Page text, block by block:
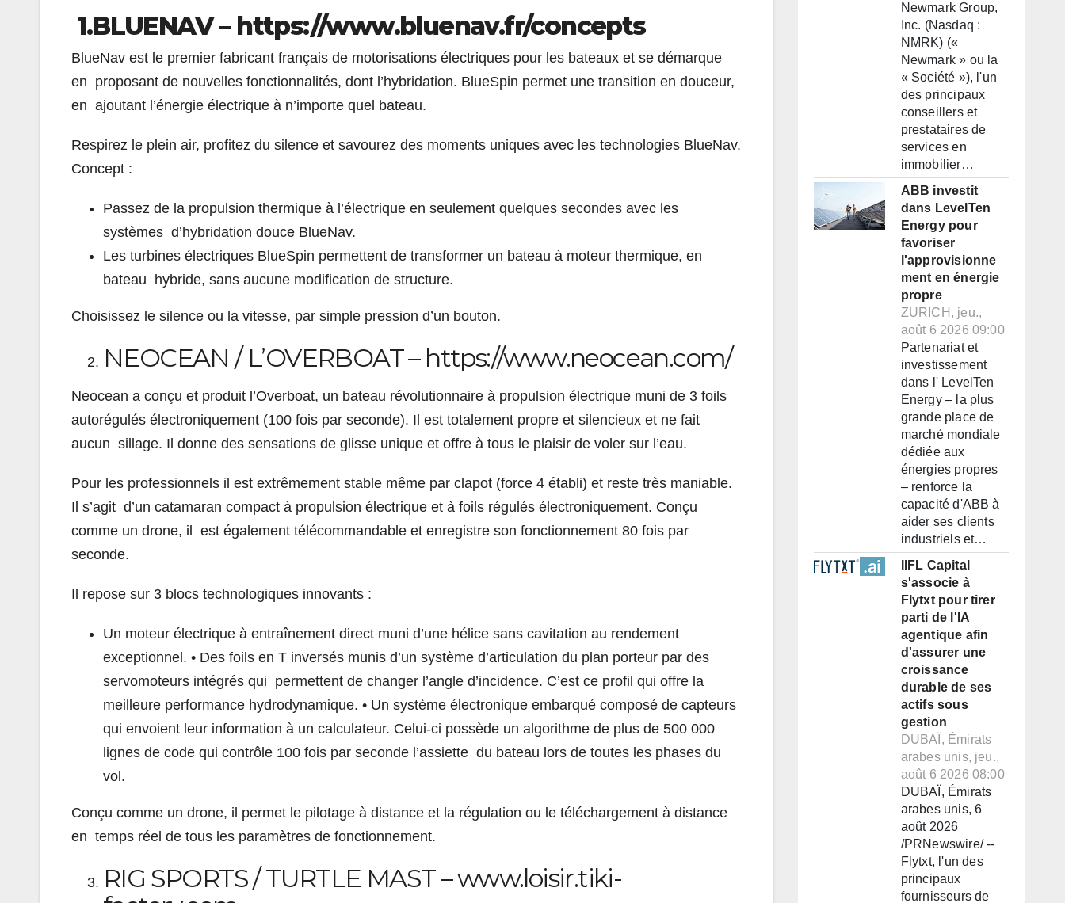
1.BLUENAV – https://www.bluenav.fr/concepts
BlueNav est le premier fabricant français de motorisations électriques pour les bateaux et se démarque
en proposant de nouvelles fonctionnalités, dont l’hybridation. BlueSpin permet une transition en douceur,
en ajoutant l’énergie électrique à n’importe quel bateau.
Respirez le plein air, profitez du silence et savourez des moments uniques avec les technologies BlueNav.
Concept :
Passez de la propulsion thermique à l’électrique en seulement quelques secondes avec les
systèmes d’hybridation douce BlueNav.
Les turbines électriques BlueSpin permettent de transformer un bateau à moteur thermique, en
bateau hybride, sans aucune modification de structure.
Choisissez le silence ou la vitesse, par simple pression d’un bouton.
NEOCEAN / L’OVERBOAT – https://www.neocean.com/
Neocean a conçu et produit l’Overboat, un bateau révolutionnaire à propulsion électrique muni de 3 foils
autorégulés électroniquement (100 fois par seconde). Il est totalement propre et silencieux et ne fait
aucun sillage. Il donne des sensations de glisse unique et offre à tous le plaisir de voler sur l’eau.
Pour les professionnels il est extrêmement stable même par clapot (force 4 établi) et reste très maniable.
Il s’agit d’un catamaran compact à propulsion électrique et à foils régulés électroniquement. Conçu
comme un drone, il est également télécommandable et enregistre son fonctionnement 80 fois par
seconde.
Il repose sur 3 blocs technologiques innovants :
Un moteur électrique à entraînement direct muni d’une hélice sans cavitation au rendement
exceptionnel. • Des foils en T inversés munis d’un système d’articulation du plan porteur par des
servomoteurs intégrés qui permettent de changer l’angle d’incidence. C’est ce profil qui offre la
meilleure performance hydrodynamique. • Un système électronique embarqué composé de capteurs
qui envoient leur information à un calculateur. Celui-ci possède un algorithme de plus de 500 000
lignes de code qui contrôle 100 fois par seconde l’assiette du bateau lors de toutes les phases du
vol.
Conçu comme un drone, il permet le pilotage à distance et la régulation ou le téléchargement à distance
en temps réel de tous les paramètres de fonctionnement.
RIG SPORTS / TURTLE MAST – www.loisir.tiki-
Newmark Group,
Inc. (Nasdaq :
NMRK) («
Newmark » ou la
« Société »), l'un
des principaux
conseillers et
prestataires de
services en
immobilier…
ABB investit
dans LevelTen
Energy pour
favoriser
l'approvisionne
ment en énergie
propre
ZURICH, jeu.,
août 6 2026 09:00
Partenariat et
investissement
dans l' LevelTen
Energy – la plus
grande place de
marché mondiale
dédiée aux
énergies propres
– renforce la
capacité d'ABB à
aider ses clients
industriels et…
IIFL Capital
s'associe à
Flytxt pour tirer
parti de l'IA
agentique afin
d'assurer une
croissance
durable de ses
actifs sous
gestion
DUBAÏ, Émirats
arabes unis, jeu.,
août 6 2026 08:00
DUBAÏ, Émirats
arabes unis, 6
août 2026
/PRNewswire/ --
Flytxt, l'un des
principaux
fournisseurs de